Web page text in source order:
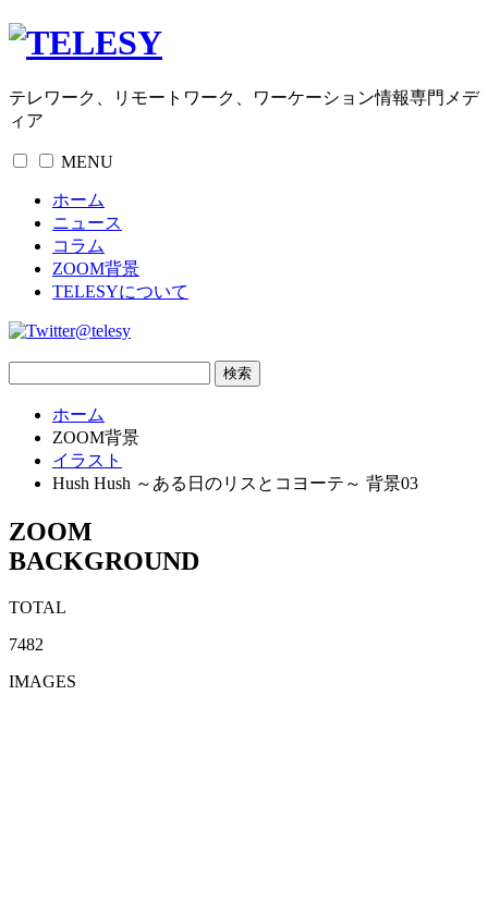
テレワーク、リモートワーク、ワーケーション情報専門メデ
ィア
MENU
ホーム
ニュース
コラム
ZOOM背景
TELESYについて
@telesy
ホーム
ZOOM背景
イラスト
Hush Hush ～ある日のリスとコヨーテ～ 背景03
ZOOM
BACKGROUND
TOTAL
7482
IMAGES